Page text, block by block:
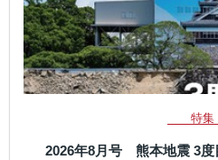
特集
2026年8月号 熊本地震 3度